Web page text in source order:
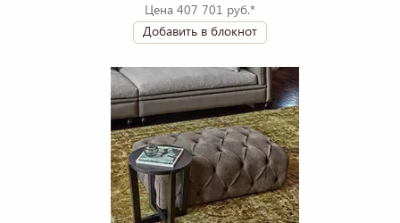
Цена 407 701 руб.*
Добавить в блокнот